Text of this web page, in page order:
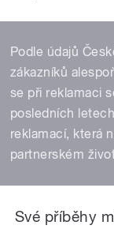
Podle údajů
zákazníků
se při reklamaci
posledních
reklamací, která
partnerském
Své příběhy